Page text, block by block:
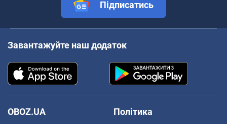
Підписатись
Завантажуйте наш додаток
OBOZ.UA
Політика